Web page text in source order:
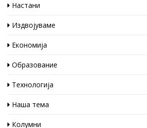
Настани
Издвојуваме
Економија
Образование
Технологија
Наша тема
Колумни